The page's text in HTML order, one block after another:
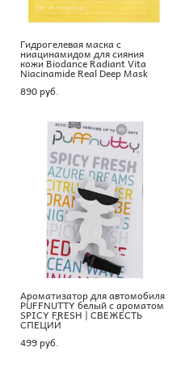
Гидрогелевая маска с
ниацинамидом для сияния
кожи Biodance Radiant Vita
Niacinamide Real Deep Mask
890 pуб.
Ароматизатор для автомобиля
PUFFNUTTY белый с ароматом
SPICY FRESH | СВЕЖЕСТЬ
СПЕЦИЙ
499 pуб.